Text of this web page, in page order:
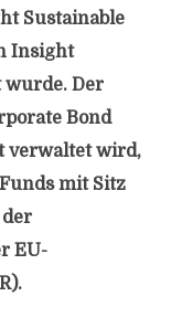
Sustainable
Insight
Der
Bond
verwaltet wird,
mit Sitz
EU-